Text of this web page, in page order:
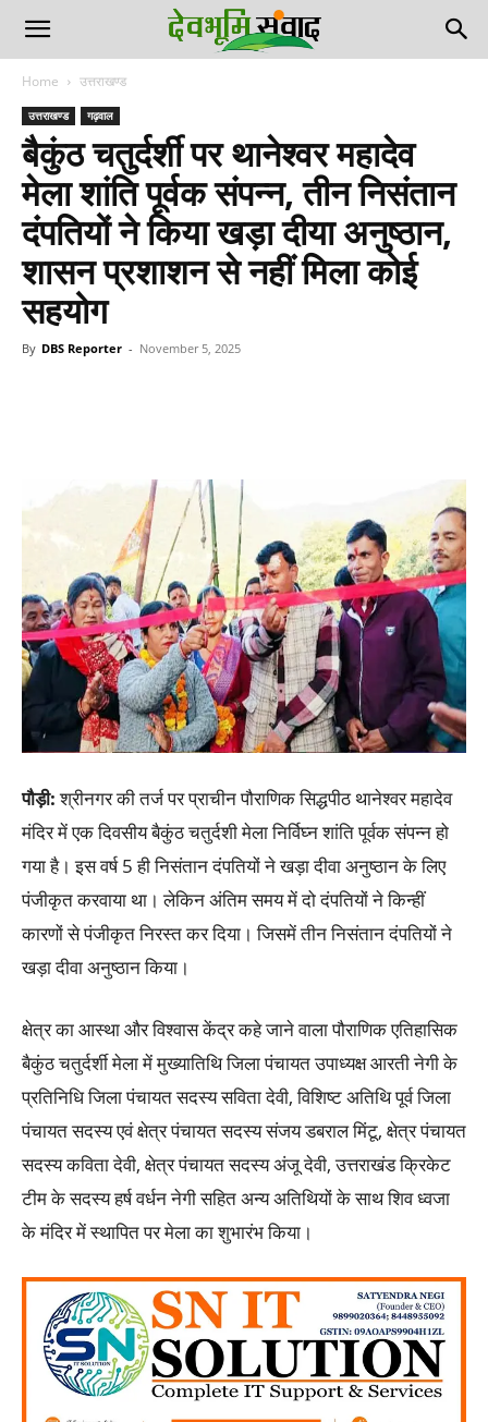
Home उत्तराखण्ड
उत्तराखण्ड गढ़वाल
बैकुंठ चतुर्दर्शी पर थानेश्वर महादेव
मेला शांति पूर्वक संपन्न, तीन निसंतान
दंपतियों ने किया खड़ा दीया अनुष्ठान,
शासन प्रशाशन से नहीं मिला कोई
सहयोग
By DBS Reporter - November 5, 2025
पौड़ी:श्रीनगर की तर्ज पर प्राचीन पौराणिक सिद्धपीठ थानेश्वर महादेव
मंदिर में एक दिवसीय बैकुंठ चतुर्दशी मेला निर्विघ्न शांति पूर्वक संपन्न हो
गया है। इस वर्ष 5 ही निसंतान दंपतियों ने खड़ा दीवा अनुष्ठान के लिए
पंजीकृत करवाया था। लेकिन अंतिम समय में दो दंपतियों ने किन्हीं
कारणों से पंजीकृत निरस्त कर दिया। जिसमें तीन निसंतान दंपतियों ने
खड़ा दीवा अनुष्ठान किया।
क्षेत्र का आस्था और विश्वास केंद्र कहे जाने वाला पौराणिक एतिहासिक
बैकुंठ चतुर्दर्शी मेला में मुख्यातिथि जिला पंचायत उपाध्यक्ष आरती नेगी के
प्रतिनिधि जिला पंचायत सदस्य सविता देवी, विशिष्ट अतिथि पूर्व जिला
पंचायत सदस्य एवं क्षेत्र पंचायत सदस्य संजय डबराल मिंटू, क्षेत्र पंचायत
सदस्य कविता देवी, क्षेत्र पंचायत सदस्य अंजू देवी, उत्तराखंड क्रिकेट
टीम के सदस्य हर्ष वर्धन नेगी सहित अन्य अतिथियों के साथ शिव ध्वजा
के मंदिर में स्थापित पर मेला का शुभारंभ किया।